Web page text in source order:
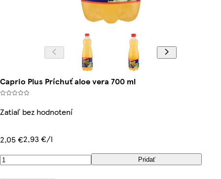
Caprio Plus Príchuť aloe vera 700 ml
Zatiaľ bez hodnotení
2,05 €2,93 €/l
Pridať